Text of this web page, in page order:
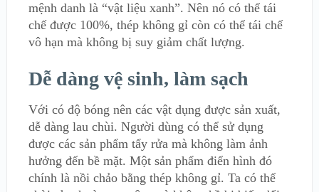
mệnh danh là “vật liệu xanh”. Nên nó có thể tái
chế được 100%, thép không gỉ còn có thể tái chế
vô hạn mà không bị suy giảm chất lượng.
Dễ dàng vệ sinh, làm sạch
Với có độ bóng nên các vật dụng được sản xuất,
dễ dàng lau chùi. Người dùng có thể sử dụng
được các sản phẩm tẩy rửa mà không làm ảnh
hưởng đến bề mặt. Một sản phẩm điển hình đó
chính là nồi chảo bằng thép không gỉ. Ta có thể